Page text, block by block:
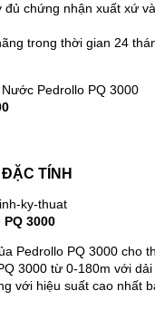
chứng nhận xuất xứ
trong thời gian 24
TÍNH
3000
Pedrollo PQ 3000 cho
3000 từ 0-180m với
với hiệu suất cao nhất